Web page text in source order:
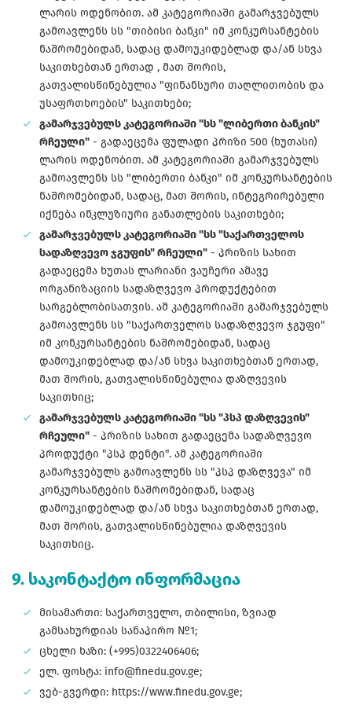
ლარის ოდენობით. ამ კატეგორიაში გამარჯვებულს
გამოავლენს სს "თიბისი ბანკი" იმ კონკურსანტების
ნაშრომებიდან, სადაც დამოუკიდებლად და/ან სხვა
საკითხებთან ერთად , მათ შორის,
გათვალისწინებულია "ფინანსური თაღლითობის და
უსაფრთხოების" საკითხები;
გამარჯვებულს კატეგორიაში "სს "ლიბერთი ბანკის"
რჩეული" - გადაეცემა ფულადი პრიზი 500 (ხუთასი)
ლარის ოდენობით. ამ კატეგორიაში გამარჯვებულს
გამოავლენს სს "ლიბერთი ბანკი" იმ კონკურსანტების
ნაშრომებიდან, სადაც, მათ შორის, ინტეგრირებული
იქნება ინკლუზიური განათლების საკითხები;
გამარჯვებულს კატეგორიაში "სს "საქართველოს
სადაზღვევო ჯგუფის" რჩეული" - პრიზის სახით
გადაეცემა ხუთას ლარიანი ვაუჩერი ამავე
ორგანიზაციის სადაზღვევო პროდუქტებით
სარგებლობისათვის. ამ კატეგორიაში გამარჯვებულს
გამოავლენს სს "საქართველოს სადაზღვევო ჯგუფი"
იმ კონკურსანტების ნაშრომებიდან, სადაც
დამოუკიდებლად და/ან სხვა საკითხებთან ერთად,
მათ შორის, გათვალისწინებულია დაზღვევის
საკითხიც;
გამარჯვებულს კატეგორიაში "სს "პსპ დაზღვევის"
რჩეული" - პრიზის სახით გადაეცემა სადაზღვევო
პროდუქტი "პსპ დენტი". ამ კატეგორიაში
გამარჯვებულს გამოავლენს სს "პსპ დაზღვევა" იმ
კონკურსანტების ნაშრომებიდან, სადაც
დამოუკიდებლად და/ან სხვა საკითხებთან ერთად,
მათ შორის, გათვალისწინებულია დაზღვევის
საკითხიც.
9. საკონტაქტო ინფორმაცია
მისამართი: საქართველო, თბილისი, ზვიად
გამსახურდიას სანაპირო №1;
ცხელი ხაზი: (+995)0322406406;
ელ. ფოსტა: info@finedu.gov.ge;
ვებ-გვერდი: https://www.finedu.gov.ge;